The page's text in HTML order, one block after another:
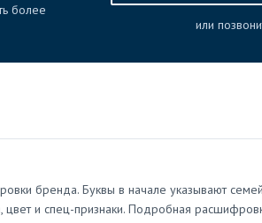
более
или
бренда. Буквы в начале указывают
и спец-признаки. Подробная